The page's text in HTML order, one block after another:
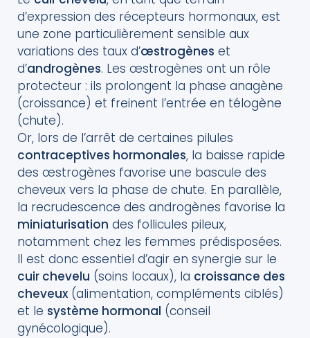
d’expression des récepteurs hormonaux, est
une zone particulièrement sensible aux
variations des taux d’œstrogènes et
d’androgènes. Les œstrogènes ont un rôle
protecteur : ils prolongent la phase anagène
(croissance) et freinent l’entrée en télogène
(chute).
Or, lors de l’arrêt de certaines pilules
contraceptives hormonales, la baisse rapide
des œstrogènes favorise une bascule des
cheveux vers la phase de chute. En parallèle,
la recrudescence des androgènes favorise la
miniaturisation des follicules pileux,
notamment chez les femmes prédisposées.
Il est donc essentiel d’agir en synergie sur le
cuir chevelu (soins locaux), la croissance des
cheveux (alimentation, compléments ciblés)
et le système hormonal (conseil
gynécologique).